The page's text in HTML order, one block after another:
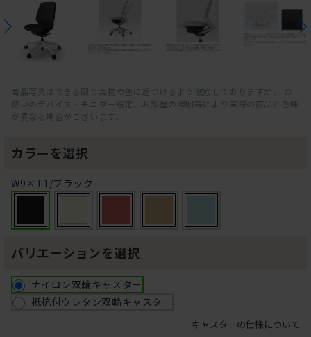
商品写真はできる限り実物の色に近づけるよう徹底しておりますが、 お
使いのデバイス・モニター設定、お部屋の照明等により実際の商品と色味
が異なる場合がございます。
カラーを選択
W9×T1/ブラック
バリエーションを選択
ナイロン双輪キャスター
抵抗付ウレタン双輪キャスター
キャスターの仕様について